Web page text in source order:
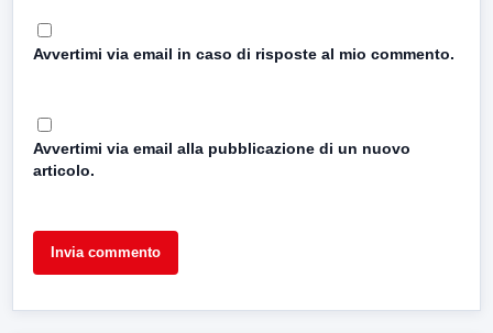
Avvertimi via email in caso di risposte al mio commento.
Avvertimi via email alla pubblicazione di un nuovo
articolo.